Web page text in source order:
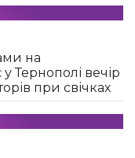
на
Тернополі вечір
при свічках